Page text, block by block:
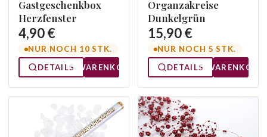
Gastgeschenkbox
Herzfenster
4,90 €
NUR NOCH 10 STK.
DETAILS
WARENKORB
Organzakreise
Dunkelgrün
15,90 €
NUR NOCH 5 STK.
DETAILS
WARENKORB